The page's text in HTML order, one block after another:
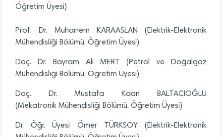
Öğretim Üyesi)
Prof. Dr. Muharrem KARAASLAN (Elektrik-Elektronik
Mühendisliği Bölümü, Öğretim Üyesi)
Doç. Dr. Bayram Ali MERT (Petrol ve Doğalgaz
Mühendisliği Bölümü, Öğretim Üyesi)
Doç. Dr. Mustafa Kaan BALTACIOĞLU
(Mekatronik Mühendisliği Bölümü, Öğretim Üyesi)
Dr. Öğr. Üyesi Ömer TÜRKSOY (Elektrik-Elektronik